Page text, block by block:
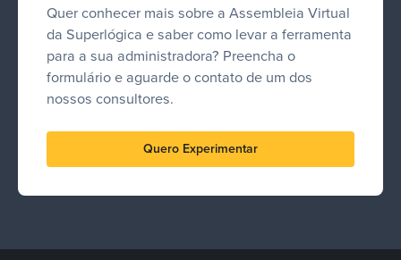
Quer conhecer mais sobre a Assembleia Virtual
da Superlógica e saber como levar a ferramenta
para a sua administradora? Preencha o
formulário e aguarde o contato de um dos
nossos consultores.
Quero Experimentar